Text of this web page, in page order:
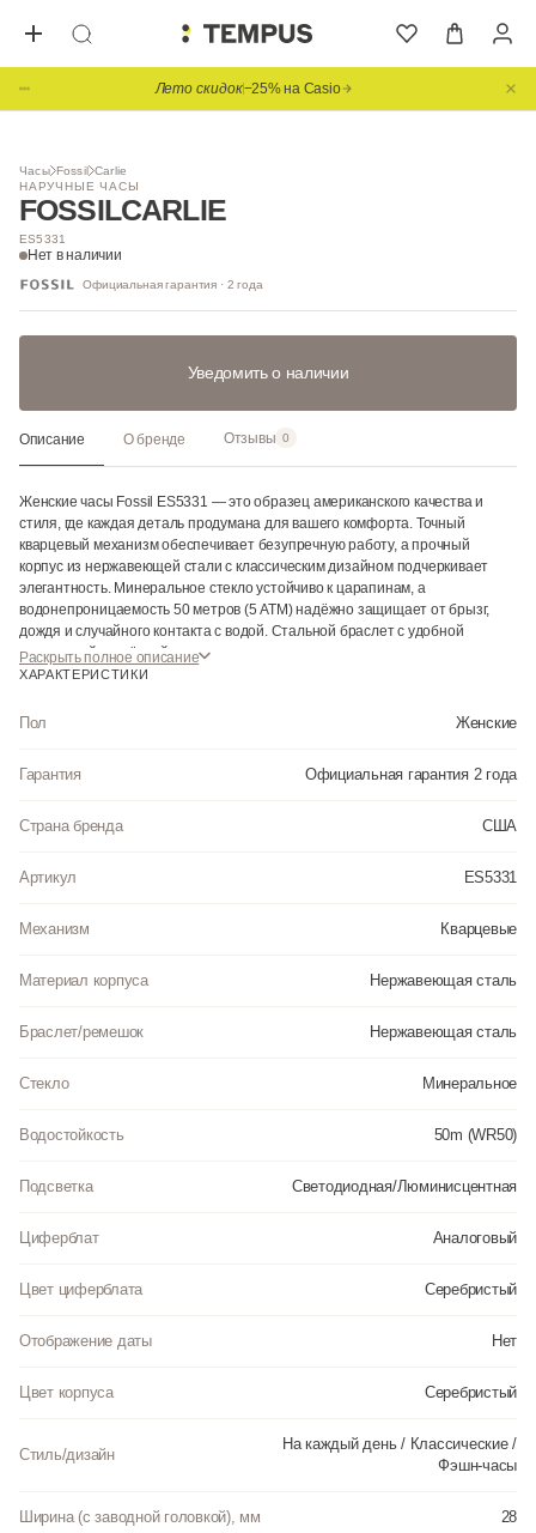
Лето скидок−25% на Casio
Часы Fossil Carlie
НАРУЧНЫЕ ЧАСЫ
FOSSILCARLIE
ES5331
Нет в наличии
Официальная гарантия · 2 года
1/ 3
Уведомить о наличии
Описание О бренде Отзывы 0
Женские часы Fossil ES5331 — это образец американского качества и
стиля, где каждая деталь продумана для вашего комфорта. Точный
кварцевый механизм обеспечивает безупречную работу, а прочный
корпус из нержавеющей стали с классическим дизайном подчеркивает
элегантность. Минеральное стекло устойчиво к царапинам, а
водонепроницаемость 50 метров (5 ATM) надёжно защищает от брызг,
дождя и случайного контакта с водой. Стальной браслет с удобной
раскладной застёжкой идеально садится на запястье, а стрелки с
люминесцентным покрытием позволяют легко определять время даже в
для работы, встреч или повседневной носки.
Раскрыть полное описание
ХАРАКТЕРИСТИКИ
Пол Женские
Гарантия Официальная гарантия 2 года
Страна бренда США
Артикул ES5331
Механизм Кварцевые
Материал корпуса Нержавеющая сталь
Браслет/ремешок Нержавеющая сталь
Стекло Минеральное
Водостойкость 50m (WR50)
Подсветка Светодиодная/Люминисцентная
Циферблат Аналоговый
Цвет циферблата Серебристый
Отображение даты Нет
Цвет корпуса Серебристый
Стиль/дизайн
На каждый день / Классические /
Фэшн-часы
Ширина (с заводной головкой), мм 28